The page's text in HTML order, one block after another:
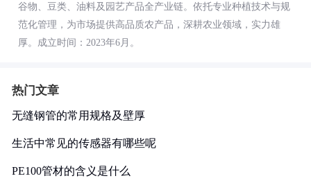
谷物、豆类、油料及园艺产品全产业链。依托专业种植技术与规
范化管理，为市场提供高品质农产品，深耕农业领域，实力雄
厚。成立时间：2023年6月。
热门文章
无缝钢管的常用规格及壁厚
生活中常见的传感器有哪些呢
PE100管材的含义是什么